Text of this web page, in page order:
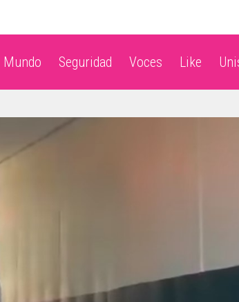
Mundo Seguridad Voces Like